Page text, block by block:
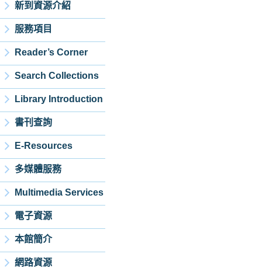
新到資源介紹
服務項目
Reader’s Corner
Search Collections
Library Introduction
書刊查詢
E-Resources
多媒體服務
Multimedia Services
電子資源
本館簡介
網路資源